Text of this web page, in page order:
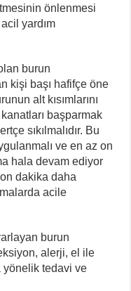
önlenmesi
yardım
burun
kişi başı hafifçe öne
alt kısımlarını
başparmak
sıkılmalıdır. Bu
ve en az on
hala devam ediyor
dakika daha
acile
burun
alerji, el ile
yönelik tedavi ve